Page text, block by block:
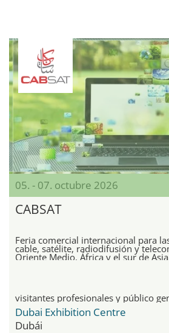
05. - 07. octubre 2026
CABSAT
Feria comercial internacional para
cable, satélite, radiodifusión y
Oriente Medio, África y el sur de
visitantes profesionales y público
Dubai Exhibition Centre
Dubái